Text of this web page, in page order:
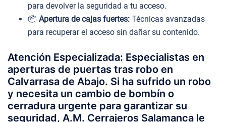
para devolver la seguridad a tu acceso.
📦 Apertura de cajas fuertes: Técnicas avanzadas
para recuperar el acceso sin dañar su contenido.
Atención Especializada: Especialistas en
aperturas de puertas tras robo en
Calvarrasa de Abajo. Si ha sufrido un robo
y necesita un cambio de bombín o
cerradura urgente para garantizar su
seguridad, A.M. Cerrajeros Salamanca le